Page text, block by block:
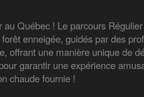
Québec ! Le parcours
enneigée, guidés par des
offrant une manière unique de
garantir une expérience
chaude fournie !